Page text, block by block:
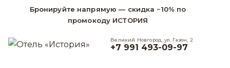
Бронируйте напрямую — скидка −10% по
промокоду ИСТОРИЯ
Великий Новгород, ул. Газон, 2
+7 991 493-09-97